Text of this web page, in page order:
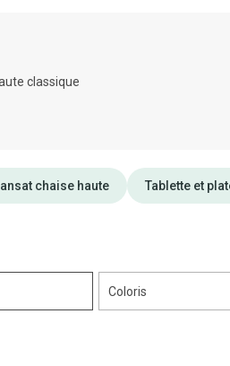
chaise haute Tablette et
Coloris